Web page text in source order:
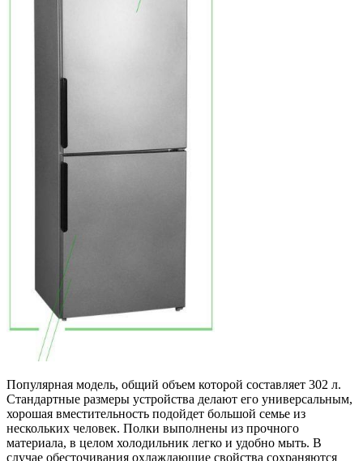
Популярная модель, общий объем которой составляет 302 л.
Стандартные размеры устройства делают его универсальным,
хорошая вместительность подойдет большой семье из
нескольких человек. Полки выполнены из прочного
материала, в целом холодильник легко и удобно мыть. В
случае обесточивания охлаждающие свойства сохраняются